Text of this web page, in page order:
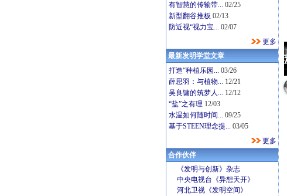
有智慧的传输带... 02/25
新型翻谷推板 02/13
防近视“视力宝... 02/07
更多
最新发明学堂文章
打造“种植乐园... 03/26
薛思羽：与植物... 12/21
吴良镛的筑梦人... 12/12
“盐”之有理 12/03
水温如何随时间... 09/25
基于STEEN理念提... 03/05
更多
合作伙伴
《发明与创新》杂志
中央电视台《异想天开》
河北卫视《发明空间》